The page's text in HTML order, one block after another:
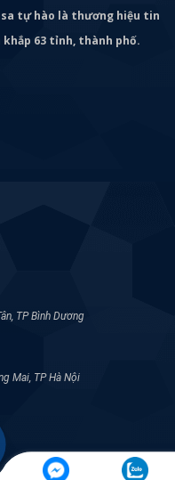
tự hào là thương hiệu tin
63 tỉnh, thành phố.
TP Bình Dương
Mai, TP Hà Nội